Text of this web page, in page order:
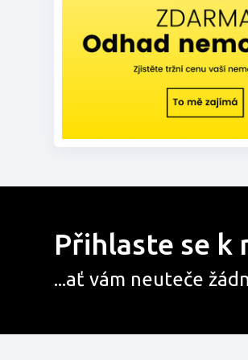
Přihlaste se
...ať vám neuteče